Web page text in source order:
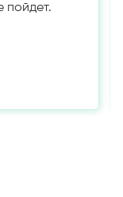
пойдет.